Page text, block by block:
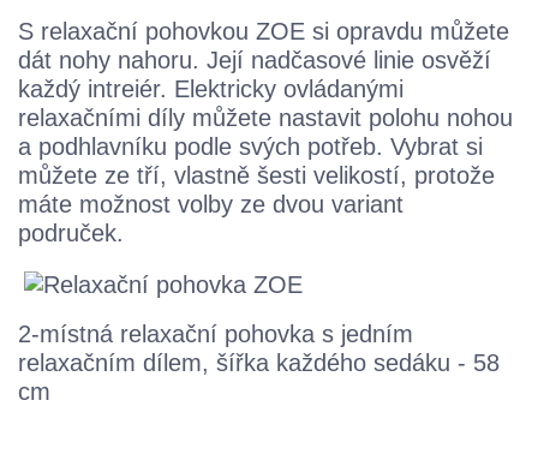
S relaxační pohovkou ZOE si opravdu můžete
dát nohy nahoru. Její nadčasové linie osvěží
každý intreiér. Elektricky ovládanými
relaxačními díly můžete nastavit polohu nohou
a podhlavníku podle svých potřeb. Vybrat si
můžete ze tří, vlastně šesti velikostí, protože
máte možnost volby ze dvou variant
područek.
2-místná relaxační pohovka s jedním
relaxačním dílem, šířka každého sedáku - 58
cm